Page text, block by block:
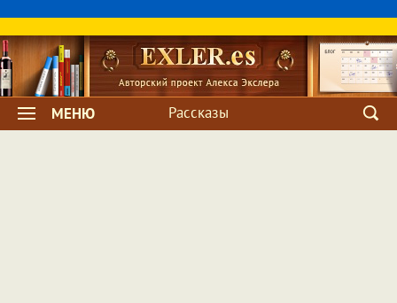
МЕНЮ Рассказы